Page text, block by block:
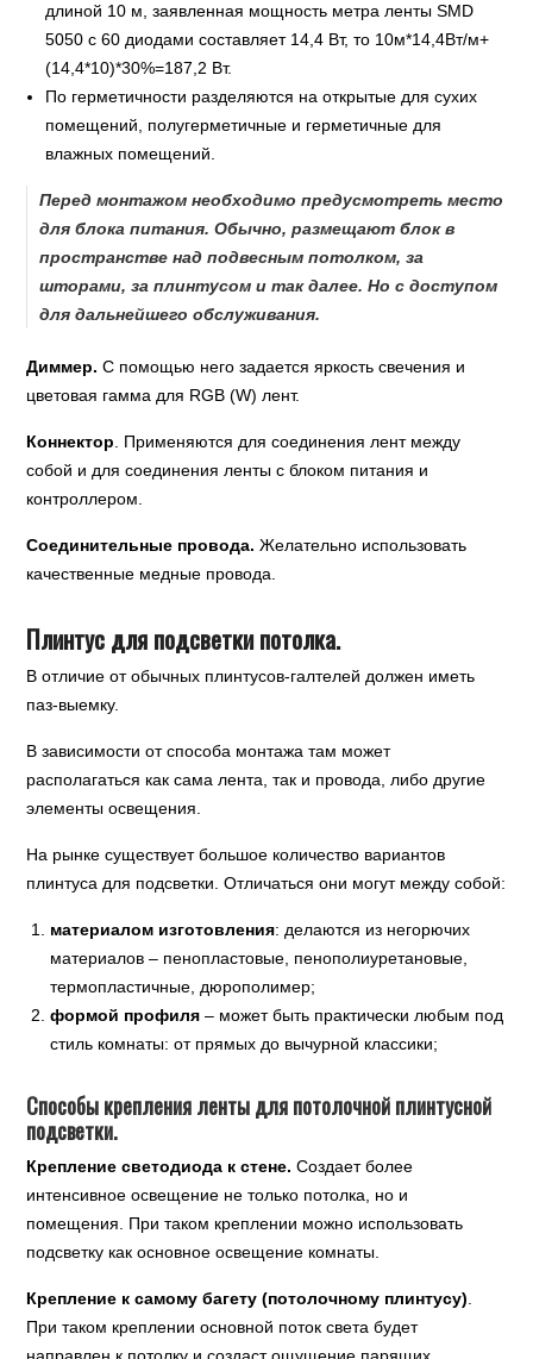
длиной 10 м, заявленная мощность метра ленты SMD
5050 c 60 диодами составляет 14,4 Вт, то 10м*14,4Вт/м+
(14,4*10)*30%=187,2 Вт.
По герметичности разделяются на открытые для сухих
помещений, полугерметичные и герметичные для
влажных помещений.
Перед монтажом необходимо предусмотреть место
для блока питания. Обычно, размещают блок в
пространстве над подвесным потолком, за
шторами, за плинтусом и так далее. Но с доступом
для дальнейшего обслуживания.
Диммер.С помощью него задается яркость свечения и
цветовая гамма для RGB (W) лент.
Коннектор . Применяются для соединения лент между
собой и для соединения ленты с блоком питания и
контроллером.
Соединительные провода.Желательно использовать
качественные медные провода.
Плинтус для подсветки потолка.
В отличие от обычных плинтусов-галтелей должен иметь
паз-выемку.
В зависимости от способа монтажа там может
располагаться как сама лента, так и провода, либо другие
элементы освещения.
На рынке существует большое количество вариантов
плинтуса для подсветки. Отличаться они могут между собой:
материалом изготовления: делаются из негорючих
материалов – пенопластовые, пенополиуретановые,
термопластичные, дюрополимер;
формой профиля – может быть практически любым под
стиль комнаты: от прямых до вычурной классики;
Способы крепления ленты для потолочной плинтусной
подсветки.
Крепление светодиода к стене. Создает более
интенсивное освещение не только потолка, но и
помещения. При таком креплении можно использовать
подсветку как основное освещение комнаты.
Крепление к самому багету (потолочному плинтусу)
При таком креплении основной поток света будет